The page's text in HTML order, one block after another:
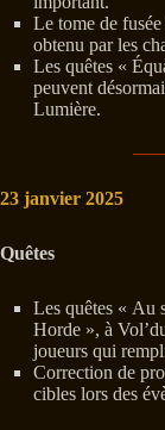
Le tome de
obtenu par les
Les quêtes «
peuvent
Lumière.
23 janvier 2025
Quêtes
Les quêtes « Au
Horde », à
joueurs qui
Correction de
cibles lors des